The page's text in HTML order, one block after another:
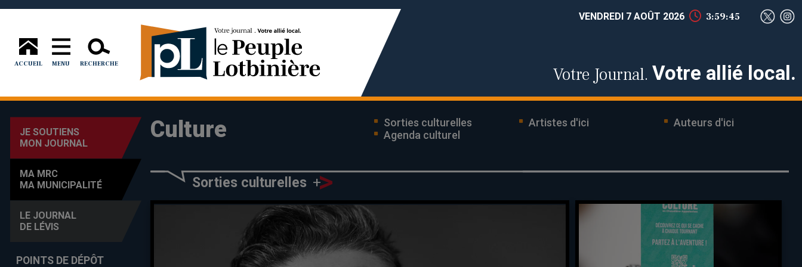
ACCUEIL MENU RECHERCHE
VENDREDI 7 AOÛT 2026 3:59:46
Votre Journal. Votre allié local.
JE SOUTIENS
MON JOURNAL
MA MRC
MA MUNICIPALITÉ
LE JOURNAL
DE LÉVIS
POINTS DE DÉPÔT
Culture Sorties culturelles Artistes d'ici
Auteurs d'ici
Agenda culturel
Sorties culturelles +>